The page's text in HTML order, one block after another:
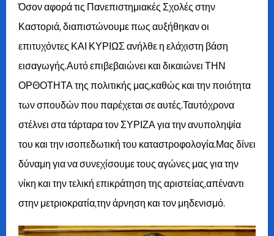
Όσον αφορά τις Πανεπιστημιακές Σχολές στην
Καστοριά, διαπιστώνουμε πως αυξήθηκαν οι
επιτυχόντες ΚΑΙ ΚΥΡΙΩΣ ανήλθε η ελάχιστη βάση
εισαγωγής.Αυτό επιβεβαιώνει και δικαιώνει ΤΗΝ
ΟΡΘΟΤΗΤΑ της πολιτικής μας,καθώς και την ποιότητα
των σπουδών που παρέχεται σε αυτές.Ταυτόχρονα
στέλνει στα τάρταρα τον ΣΥΡΙΖΑ για την ανυποληψία
του και την ισοπεδωτική του καταστροφολογία.Μας δίνει
δύναμη για να συνεχίσουμε τους αγώνες μας για την
νίκη και την τελική επικράτηση της αριστείας,απέναντι
στην μετριοκρατία,την άρνηση και τον μηδενισμό.